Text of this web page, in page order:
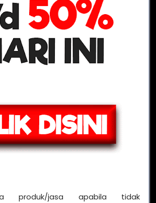
produk/jasa apabila tidak